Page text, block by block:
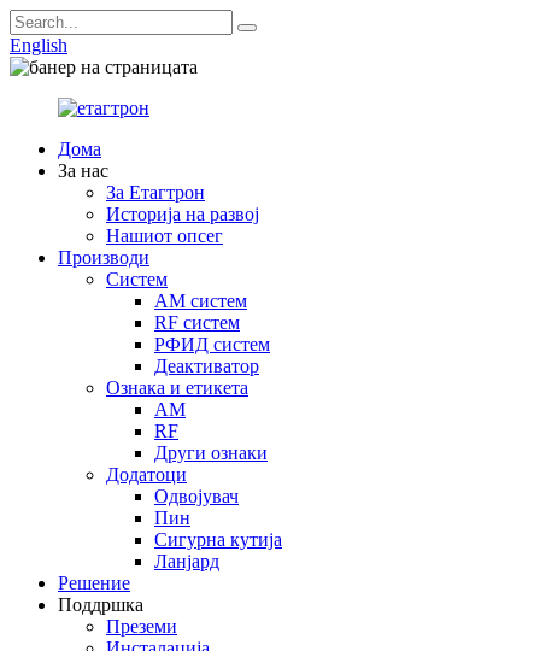
English
Дома
За нас
За Етагтрон
Историја на развој
Нашиот опсег
Производи
Систем
AM систем
RF систем
РФИД систем
Деактиватор
Ознака и етикета
AM
RF
Други ознаки
Додатоци
Одвојувач
Пин
Сигурна кутија
Ланјард
Решение
Поддршка
Преземи